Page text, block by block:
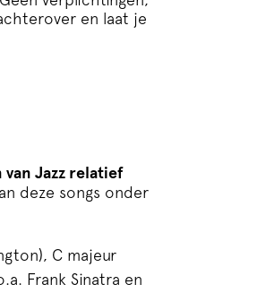
en laat je
van Jazz relatief
deze songs onder
C majeur
Frank Sinatra en